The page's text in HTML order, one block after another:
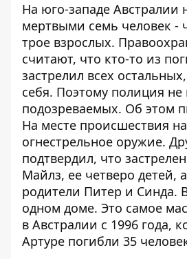
На юго-западе Австралии
мертвыми семь человек -
трое взрослых.
считают, что кто-то из
застрелил всех
себя. Поэтому полиция
подозреваемых. Об этом
На месте происшествия
огнестрельное оружие.
подтвердил, что
Майлз, ее четверо детей,
родители Питер и Синда.
одном доме. Это самое
в Австралии с 1996 года,
Артуре погибли 35